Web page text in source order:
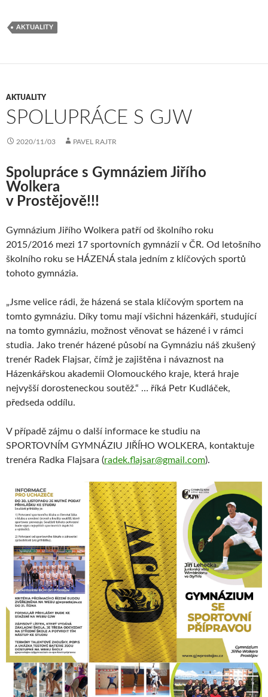
AKTUALITY
AKTUALITY
SPOLUPRÁCE S GJW
2020/11/03 PAVEL RAJTR
Spolupráce s Gymnáziem Jiřího
Wolkera
v Prostějově!!!
Gymnázium Jiřího Wolkera patří od školního roku
2015/2016 mezi 17 sportovních gymnázií v ČR. Od letošního
školního roku se HÁZENÁ stala jedním z klíčových sportů
tohoto gymnázia.
„Jsme velice rádi, že házená se stala klíčovým sportem na
tomto gymnáziu. Díky tomu mají všichni házenkáři, studující
na tomto gymnáziu, možnost věnovat se házené i v rámci
studia. Jako trenér házené působí na Gymnáziu náš zkušený
trenér Radek Flajsar, čímž je zajištěna i návaznost na
Házenkářskou akademii Olomouckého kraje, která hraje
nejvyšší dorosteneckou soutěž.“ … říká Petr Kudláček,
předseda oddílu.
V případě zájmu o další informace ke studiu na
SPORTOVNÍM GYMNÁZIU JIŘÍHO WOLKERA, kontaktuje
trenéra Radka Flajsara (radek.flajsar@gmail.com).